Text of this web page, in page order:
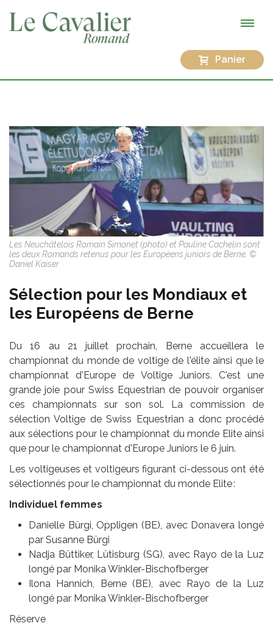
Panier
Les Neuchâtelois Romain Simonet (photo) et Pauline Cachelin sont
les deux Romands retenus pour les Européens juniors de Berne. ©
Daniel Kaiser
Sélection pour les Mondiaux et
les Européens de Berne
Du 16 au 21 juillet prochain, Berne accueillera le
championnat du monde de voltige de l'élite ainsi que le
championnat d'Europe de Voltige Juniors. C'est une
grande joie pour Swiss Equestrian de pouvoir organiser
ces championnats sur son sol. La commission de
sélection Voltige de Swiss Equestrian a donc procédé
aux sélections pour le championnat du monde Elite ainsi
que pour le championnat d'Europe Juniors le 6 juin.
Les voltigeuses et voltigeurs figurant ci-dessous ont été
sélectionnés pour le championnat du monde Elite :
Individuel femmes
Danielle Bürgi, Oppligen (BE), avec Donavera longé
par Susanne Bürgi
Nadja Büttiker, Lütisburg (SG), avec Rayo de la Luz
longé par Monika Winkler-Bischofberger
Ilona Hannich, Berne (BE), avec Rayo de la Luz
longé par Monika Winkler-Bischofberger
Réserve